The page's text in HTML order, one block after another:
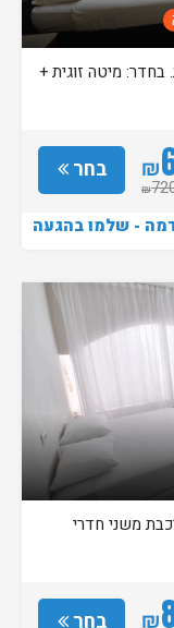
בחדר: מיטה זוגית +
בחר ₪
₪
- שלמו בהגעה
בגודל 55 מ״ר. המורכבת משני חדרי
בחר ₪